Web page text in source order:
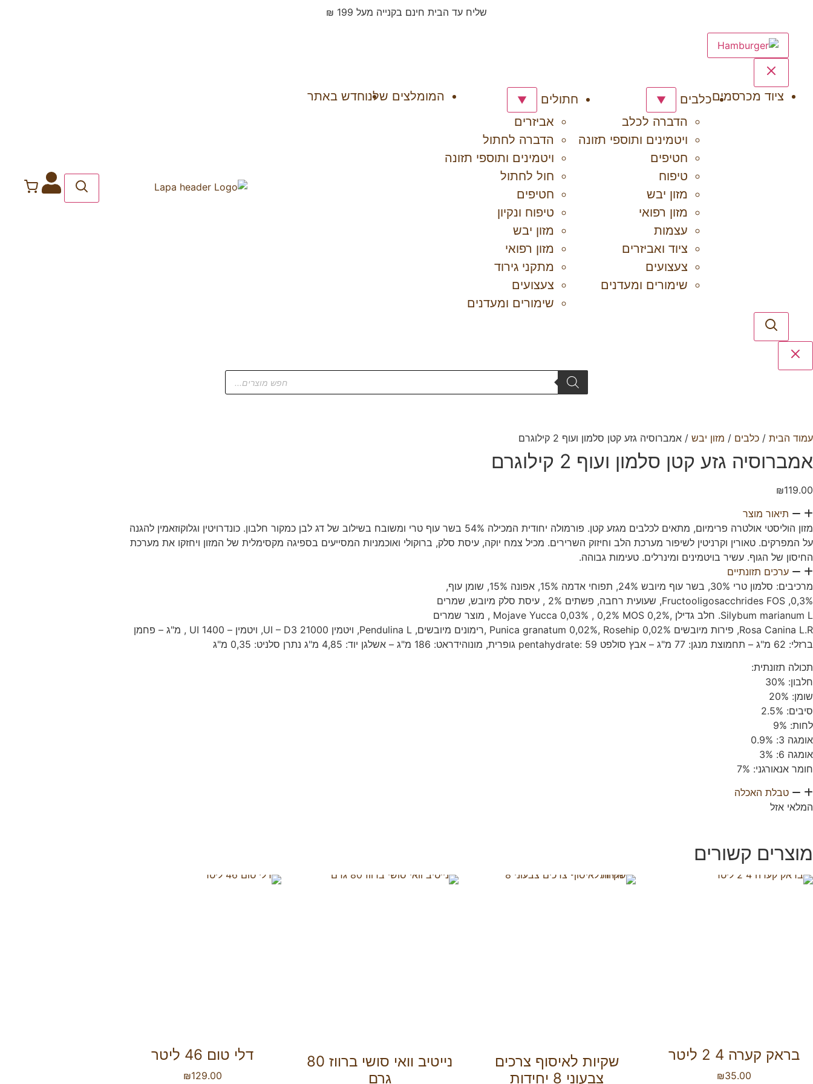
שליח עד הבית חינם בקנייה מעל 199 ₪
ציוד מכרסמיםכלבים ▼
הדברה לכלב
ויטמינים ותוספי תזונה
חטיפים
טיפוח
מזון יבש
מזון רפואי
עצמות
ציוד ואביזרים
צעצועים
שימורים ומעדנים
חתולים ▼
אביזרים
הדברה לחתול
ויטמינים ותוספי תזונה
חול לחתול
חטיפים
טיפוח ונקיון
מזון יבש
מזון רפואי
מתקני גירוד
צעצועים
שימורים ומעדנים
המומלצים שלנוחדש באתר
Products
search
עמוד הבית / כלבים / מזון יבש / אמברוסיה גזע קטן סלמון ועוף 2 קילוגרם
אמברוסיה גזע קטן סלמון ועוף 2 קילוגרם
₪119.00
תיאור מוצר
מזון הוליסטי אולטרה פרימיום, מתאים לכלבים מגזע קטן. פורמולה יחודית המכילה 54% בשר עוף טרי ומשובח בשילוב של דג לבן כמקור חלבון. כונדרויטין וגלוקוזאמין להגנה
על המפרקים. טאורין וקרניטין לשיפור מערכת הלב וחיזוק השרירים. מכיל צמח יוקה, עיסת סלק, ברוקולי ואוכמניות המסייעים בספיגה מקסימלית של המזון ויחזקו את מערכת
החיסון של הגוף. עשיר בויטמינים ומינרלים. טעימות גבוהה.
ערכים תזונתיים
מרכיבים: סלמון טרי 30%, בשר עוף מיובש 24%, תפוחי אדמה 15%, אפונה 15%, שומן עוף,
Fructooligosacchrides FOS ,0,3%, שעועית רחבה, פשתים 2% , עיסת סלק מיובש, שמרים
Silybum marianum L. חלב גדילן ,Mojave Yucca 0,03% , 0,2% MOS 0,2% , מוצר שמרים
Rosa Canina L.R, פירות מיובשים Punica granatum 0,02%, Rosehip 0,02% ,רימונים מיובשים, Pendulina L, ויטמין UI – D3 21000, ויטמין – UI 1400 , מ"ג – פחמן
ברזלי: 62 מ"ג – תחמוצת מנגן: 77 מ"ג – אבץ סולפט pentahydrate: 59 גופרית, מונוהידראט: 186 מ"ג – אשלגן יוד: 4,85 מ"ג נתרן סלניט: 0,35 מ"ג
תכולה תזונתית:
חלבון: 30%
שומן: 20%
סיבים: 2.5%
לחות: 9%
אומגה 3: 0.9%
אומגה 6: 3%
חומר אנאורגני: 7%
טבלת האכלה
המלאי אזל
מוצרים קשורים
בראק קערה 4 2 ליטר
₪35.00
שקיות לאיסוף צרכים
צבעוני 8 יחידות
נייטיב וואי סושי ברווז 80
גרם
דלי טום 46 ליטר
₪129.00